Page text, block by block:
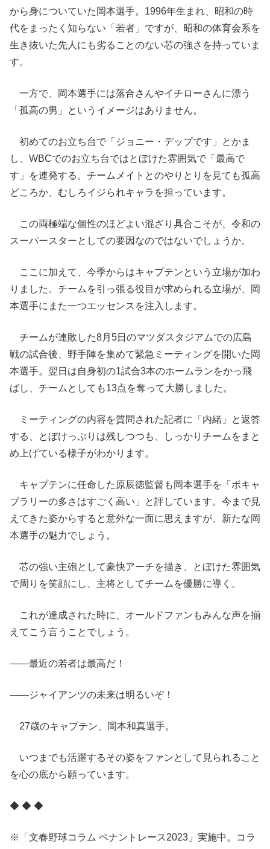
から身についていた岡本選手。1996年生まれ、昭和の時
代をまったく知らない「若者」ですが、昭和の体育会系を
生き抜いた先人にも劣ることのない芯の強さを持っていま
す。
一方で、岡本選手には落合さんやイチローさんに漂う
「孤高の男」というイメージはありません。
初めてのお立ち台で「ジョニー・デップです」とかま
し、WBCでのお立ち台ではとぼけた雰囲気で「最高で
す」を連発する。チームメイトとのやりとりを見ても孤高
どころか、むしろイジられキャラを担っています。
この両極端な個性のほどよい混ざり具合こそが、令和の
スーパースターとしての要因なのではないでしょうか。
ここに加えて、今季からはキャプテンという立場が加わ
りました。チームを引っ張る役目が求められる立場が、岡
本選手にまた一つエッセンスを注入します。
チームが連敗した8月5日のマツダスタジアムでの広島
戦の試合後、野手陣を集めて緊急ミーティングを開いた岡
本選手。翌日は自身初の1試合3本のホームランをかっ飛
ばし、チームとしても13点を奪って大勝しました。
ミーティングの内容を質問された記者に「内緒」と返答
する、とぼけっぷりは残しつつも、しっかりチームをまと
め上げている様子がわかります。
キャプテンに任命した原辰徳監督も岡本選手を「ボキャ
ブラリーの多さはすごく高い」と評しています。今まで見
えてきた姿からすると意外な一面に思えますが、新たな岡
本選手の魅力でしょう。
芯の強い主砲として豪快アーチを描き、とぼけた雰囲気
で周りを笑顔にし、主将としてチームを優勝に導く。
これが達成された時に、オールドファンもみんな声を揃
えてこう言うことでしょう。
――最近の若者は最高だ！
――ジャイアンツの未来は明るいぞ！
27歳のキャプテン、岡本和真選手。
いつまでも活躍するその姿をファンとして見られること
を心の底から願っています。
◆ ◆ ◆
※「文春野球コラム ペナントレース2023」実施中。コラ